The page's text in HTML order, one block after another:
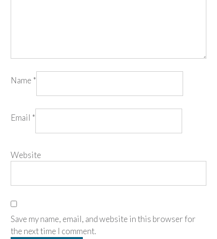
Name *
Email *
Website
Save my name, email, and website in this browser for
the next time I comment.